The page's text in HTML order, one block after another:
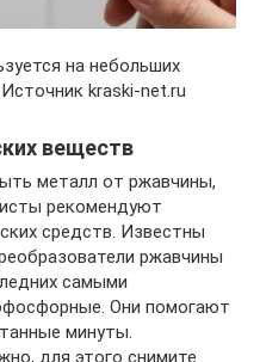
на небольших
kraski-net.ru
веществ
металл от ржавчины,
рекомендуют
средств. Известны
ржавчины
самыми
Они помогают
минуты.
для этого снимите